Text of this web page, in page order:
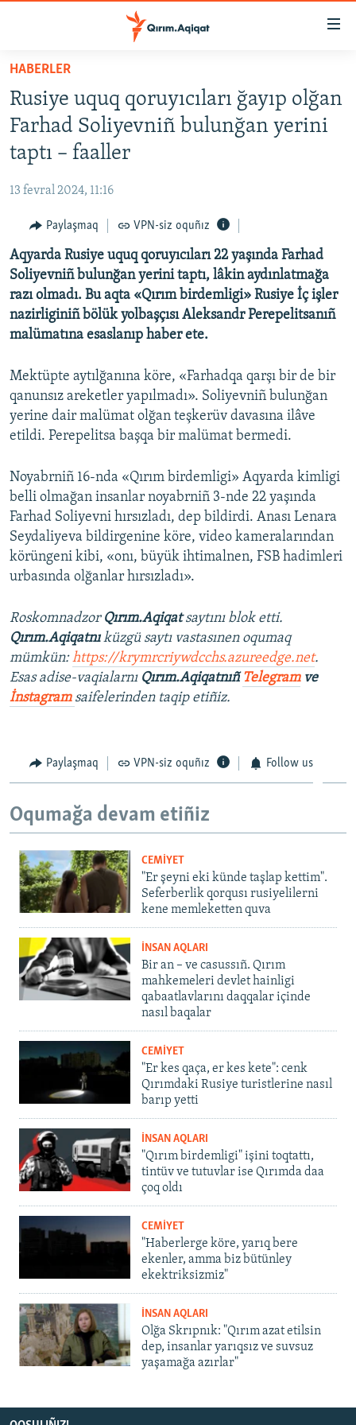
Esas
qaytmaq
Baş
navigatsiyağa
qaytmaq
Qıdıruvğa
SİYASET
İQTİSADİYAT
MEDENİYET
İNSAN AQLARI
VİDEO
SÜRET
BLOGLAR
FİKİR
Русский
Українською
RFE/RS bütün saytları
HABERLER
Rusiye uquq qoruyıcıları ğayıp olğan
Farhad Soliyevniñ bulunğan yerini
taptı – faaller
13 fevral 2024, 11:16
Paylaşmaq VPN-siz oquñız
Aqyarda Rusiye uquq qoruyıcıları 22 yaşında Farhad
Soliyevniñ bulunğan yerini taptı, lâkin aydınlatmağa
razı olmadı. Bu aqta «Qırım birdemligi» Rusiye İç işler
nazirliginiñ bölük yolbaşçısı Aleksandr Perepelitsanıñ
malümatına esaslanıp haber ete.
Mektüpte aytılğanına köre, «Farhadqa qarşı bir de bir
qanunsız areketler yapılmadı». Soliyevniñ bulunğan
yerine dair malümat olğan teşkerüv davasına ilâve
etildi. Perepelitsa başqa bir malümat bermedi.
Noyabrniñ 16-nda «Qırım birdemligi» Aqyarda kimligi
belli olmağan insanlar noyabrniñ 3-nde 22 yaşında
Farhad Soliyevni hırsızladı, dep bildirdi. Anası Lenara
Seydaliyeva bildirgenine köre, video kameralarından
körüngeni kibi, «onı, büyük ihtimalnen, FSB hadimleri
urbasında olğanlar hırsızladı».
Roskomnadzor Qırım.Aqiqatsaytını blok etti.
Qırım.Aqiqatnıküzgü saytı vastasınen oqumaq
mümkün:https://krymrcriywdcchs.azureedge.net.
Esas adise-vaqialarnı Qırım.AqiqatnıñTelegramve
İnstagram saifelerinden taqip etiñiz.
Paylaşmaq VPN-siz oquñız Follow us
Oqumağa devam etiñiz
CEMİYET
"Er şeyni eki künde taşlap kettim".
Seferberlik qorqusı rusiyelilerni
kene memleketten quva
İNSAN AQLARI
Bir an – ve casussıñ. Qırım
mahkemeleri devlet hainligi
qabaatlavlarını daqqalar içinde
nasıl baqalar
CEMİYET
"Er kes qaça, er kes kete": cenk
Qırımdaki Rusiye turistlerine nasıl
barıp yetti
İNSAN AQLARI
"Qırım birdemligi" işini toqtattı,
tintüv ve tutuvlar ise Qırımda daa
çoq oldı
CEMİYET
"Haberlerge köre, yarıq bere
ekenler, amma biz bütünley
ekektriksizmiz"
İNSAN AQLARI
Olğa Skrıpnık: "Qırım azat etilsin
dep, insanlar yarıqsız ve suvsuz
yaşamağa azırlar"